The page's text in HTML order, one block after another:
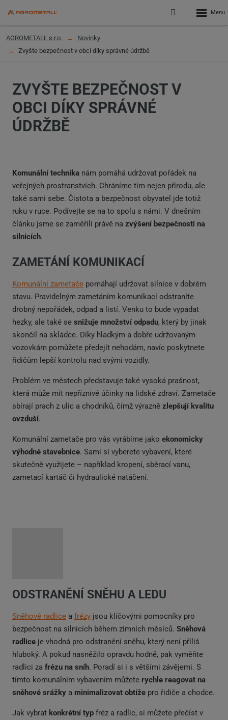
Přihlášení
do
menu
AGROMETALL s.r.o.
Novinky
Zvyšte bezpečnost v obci díky správné údržbě
ZVYŠTE BEZPEČNOST V
OBCI DÍKY SPRÁVNÉ
ÚDRŽBĚ
Komunální technika nám pomáhá udržovat pořádek na
veřejných prostranstvích. Chráníme tím nejen přírodu, ale
také sami sebe. Čistota a bezpečnost obyvatel jde totiž
ruku v ruce. Podívejte se na to spolu s námi. V dnešním
článku jsme se zaměřili právě na zvýšení bezpečnosti na
silnicích.
ZAMETÁNÍ KOMUNIKACÍ
Komunální zametače pomáhají udržovat silnice v dobrém
stavu. Pravidelným zametáním komunikací odstraníte
drobný nepořádek, odpad a listí. Venku to bude vypadat
hezky, ale také se snižuje množství odpadu, který by jinak
skončil na skládce. Díky hladkým a dobře udržovaným
vozovkám pomůžete předejít nehodám, navíc poskytnete
řidičům lepší kontrolu nad svými vozidly.
Problém ve městech představuje také vysoká prašnost,
která může mít nepříznivé účinky na lidské zdraví. Zametače
sbírají prach z ulic a chodníků, čímž výrazně zlepšují kvalitu
ovzduší.
Komunální zametače pro vás vyrábíme jako ekonomicky
výhodné stavebnice. Sami si vyberete vybavení, které
skutečně využijete – například kropení, sběrací vanu,
zametací kartáč či hydraulické natáčení.
ODSTRANĚNÍ SNĚHU A LEDU
Sněhové radlice a frézy jsou klíčovými pomocníky pro
bezpečnost na silnicích během zimních měsíců. Sněhová
radlice je vhodná pro odstranění sněhu, který není příliš
hluboký. A pokud nasněžilo opravdu hodně, pak vyměňte
radlici za frézu na sníh. Poradí si i s většími závějemi. S
tímto komunálním vybavením můžete rychle reagovat na
sněhové srážky a minimalizovat obtíže pro řidiče a chodce.
Jak vybrat konkrétní typ fréz a radlic, si můžete přečíst v